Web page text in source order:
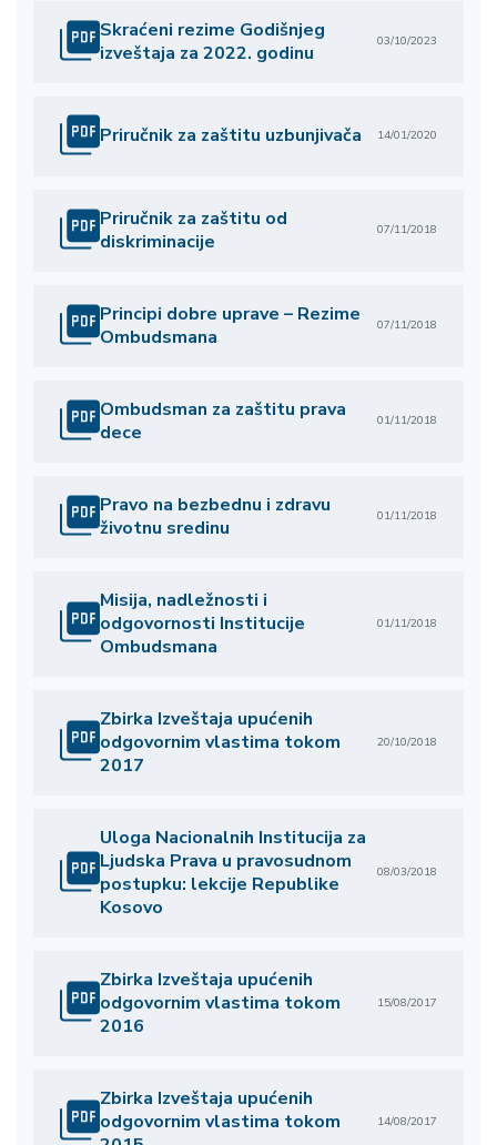
Skraćeni rezime Godišnjeg
izveštaja za 2022. godinu
03/10/2023
Priručnik za zaštitu uzbunjivača 14/01/2020
Priručnik za zaštitu od
diskriminacije
07/11/2018
Principi dobre uprave – Rezime
Ombudsmana
07/11/2018
Ombudsman za zaštitu prava
dece
01/11/2018
Pravo na bezbednu i zdravu
životnu sredinu
01/11/2018
Misija, nadležnosti i
odgovornosti Institucije
Ombudsmana
01/11/2018
Zbirka Izveštaja upućenih
odgovornim vlastima tokom
2017
20/10/2018
Uloga Nacionalnih Institucija za
Ljudska Prava u pravosudnom
postupku: lekcije Republike
Kosovo
08/03/2018
Zbirka Izveštaja upućenih
odgovornim vlastima tokom
2016
15/08/2017
Zbirka Izveštaja upućenih
odgovornim vlastima tokom
14/08/2017